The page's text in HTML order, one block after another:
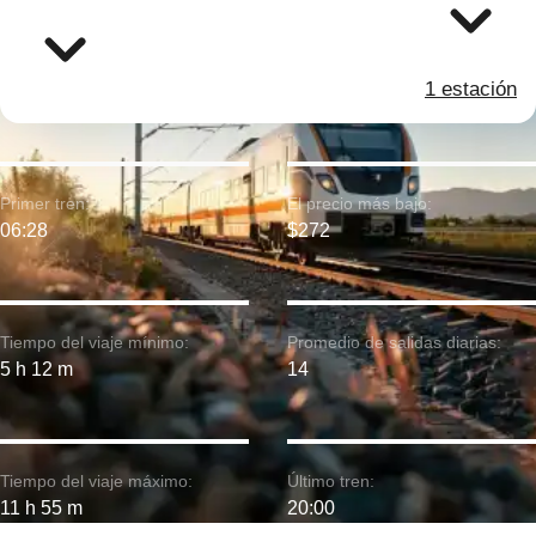
1 estación
Tiempo del viaje mínimo:
5 h 12 m
Primer tren:
06:28
Tiempo del viaje máximo:
11 h 55 m
El precio más bajo:
$272
Promedio de salidas diarias:
14
Último tren:
20:00